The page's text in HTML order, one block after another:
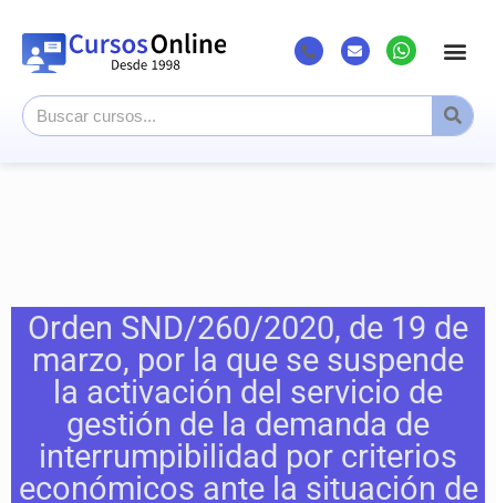
Orden SND/260/2020, de 19 de
marzo, por la que se suspende
la activación del servicio de
gestión de la demanda de
interrumpibilidad por criterios
económicos ante la situación de